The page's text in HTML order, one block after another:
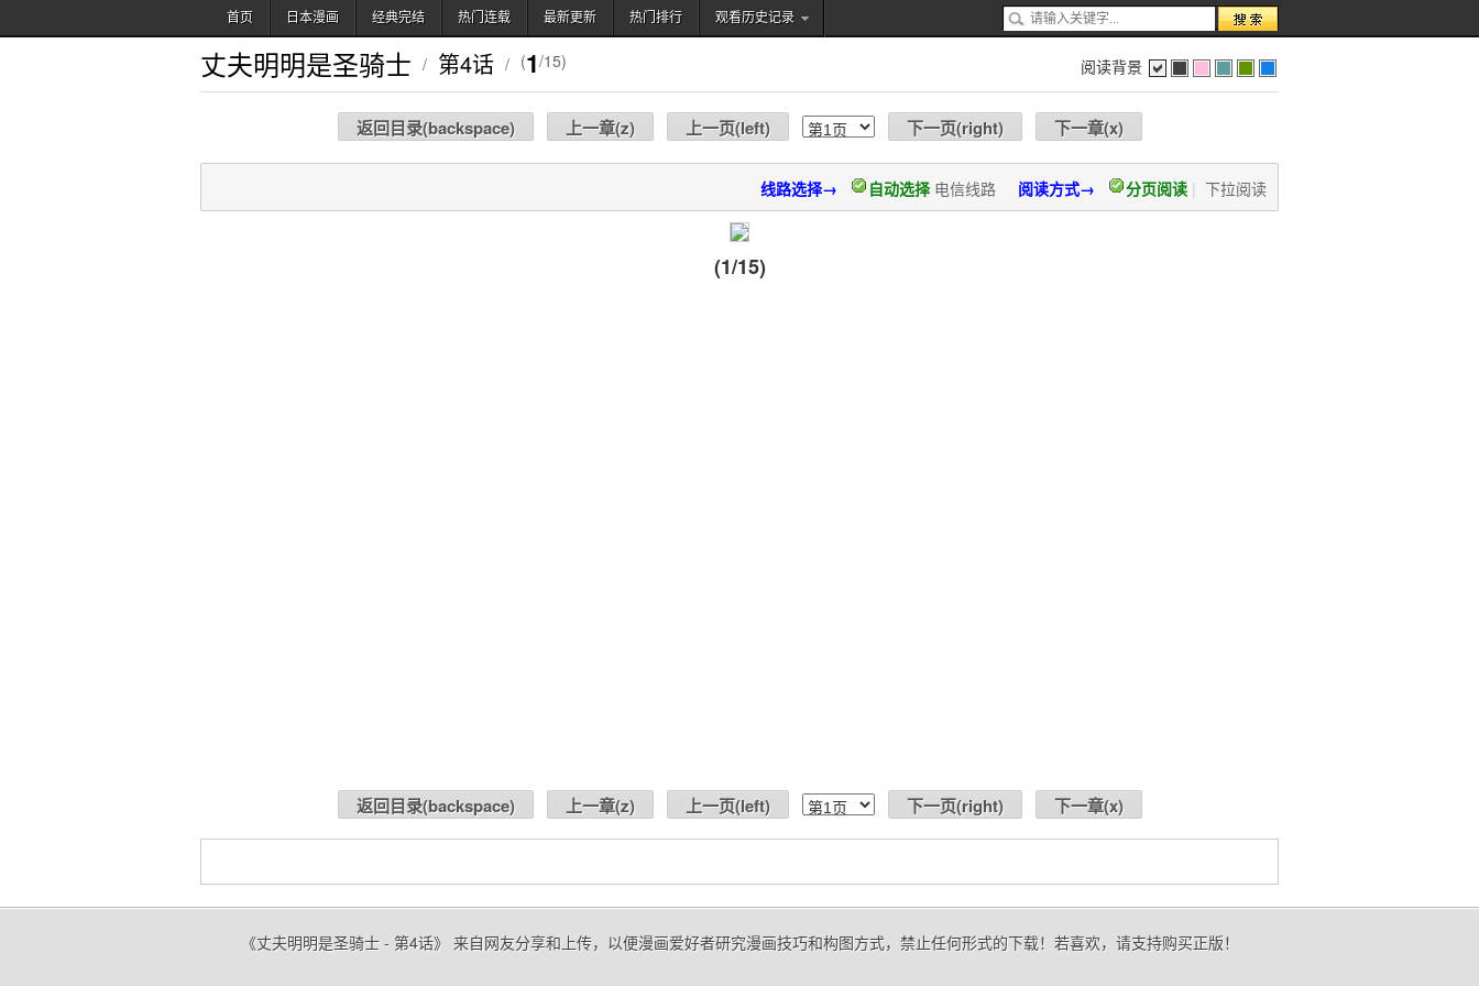
首页 日本漫画 经典完结 热门连载 最新更新 热门排行 观看历史记录
阅读背景
色 灰 红 蓝 绿 蓝
丈夫明明是圣骑士 / 第4话 / (1/15)
返回目录(backspace) 上一章(z) 上一页(left) 下一页(right) 下一章(x)
阅读方式→ 分页阅读 | 下拉阅读
线路选择→ 自动选择 电信线路
(1/15)
返回目录(backspace) 上一章(z) 上一页(left) 下一页(right) 下一章(x)
《丈夫明明是圣骑士 - 第4话》 来自网友分享和上传，以便漫画爱好者研究漫画技巧和构图方式，禁止任何形式的下载！若喜欢，请支持购买正版！